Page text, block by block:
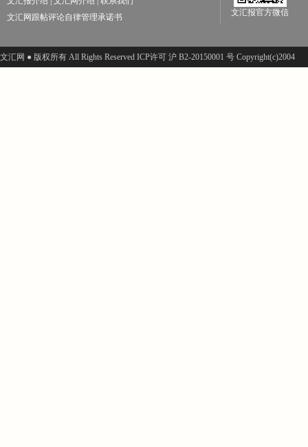
文汇网跟帖评论自律管理承诺书
文汇报官方微信
文汇网 ● 版权所有 All Rights Reserved ICP许可 沪 B2-20150001 号 Copyright(c)2004